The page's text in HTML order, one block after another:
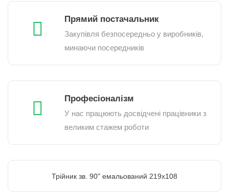
Прямий постачальник
Закупівля безпосередньо у виробників,
минаючи посередників
Професіоналізм
У нас працюють досвідчені працівники з
великим стажем роботи
Трійник зв. 90" емальований 219х108